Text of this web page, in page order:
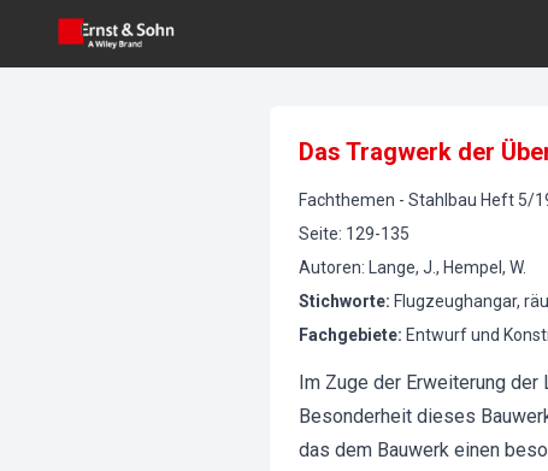
Das Tragwerk der
Fachthemen - Stahlbau Heft 5/
Seite: 129-135
Autoren:
Lange, J., Hempel, W.
Stichworte: Flugzeughangar,
Fachgebiete: Entwurf und
Im Zuge der Erweiterung
Besonderheit dieses
das dem Bauwerk einen